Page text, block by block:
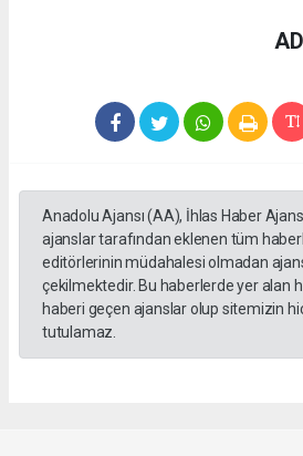
Anadolu Ajansı (AA), İhlas Haber
ajanslar tarafından eklenen tüm
editörlerinin müdahalesi olmadan
çekilmektedir. Bu haberlerde yer alan
haberi geçen ajanslar olup sitemizin
tutulamaz.